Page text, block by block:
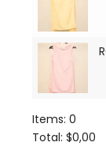
Items: 0
Total: $0,00